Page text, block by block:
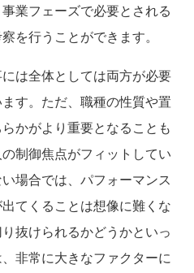
業フェーズで必要とされる
を行うことができます。
は全体としては両方が必要
す。ただ、職種の性質や置
かがより重要となることも
制御焦点がフィットしてい
場合では、パフォーマンス
てくることは想像に難くな
抜けられるかどうかといっ
非常に大きなファクターに